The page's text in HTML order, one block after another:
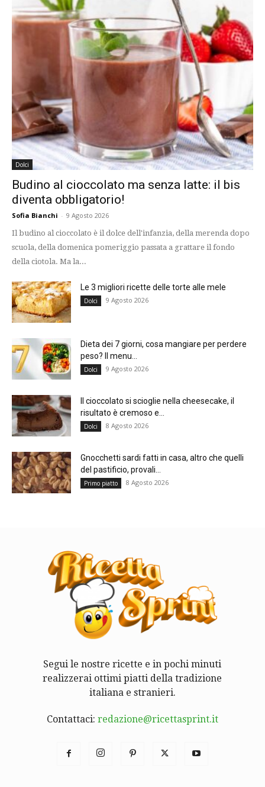
Dolci
Budino al cioccolato ma senza latte: il bis
diventa obbligatorio!
Sofia Bianchi - 9 Agosto 2026
Il budino al cioccolato è il dolce dell'infanzia, della merenda dopo
scuola, della domenica pomeriggio passata a grattare il fondo
della ciotola. Ma la...
Le 3 migliori ricette delle torte alle mele
Dolci 9 Agosto 2026
Dieta dei 7 giorni, cosa mangiare per perdere
peso? Il menu...
Dolci 9 Agosto 2026
Il cioccolato si scioglie nella cheesecake, il
risultato è cremoso e...
Dolci 8 Agosto 2026
Gnocchetti sardi fatti in casa, altro che quelli
del pastificio, provali...
Primo piatto 8 Agosto 2026
Segui le nostre ricette e in pochi minuti
realizzerai ottimi piatti della tradizione
italiana e stranieri.
Contattaci: redazione@ricettasprint.it